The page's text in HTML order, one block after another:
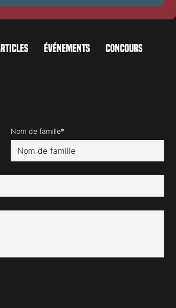
ÉVÉNEMENTS CONCOURS
Nom de famille*